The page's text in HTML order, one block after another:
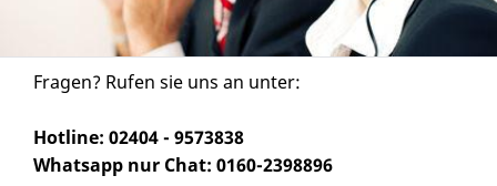
Fragen? Rufen sie uns an unter:
Hotline: 02404 - 9573838
Whatsapp nur Chat: 0160-2398896